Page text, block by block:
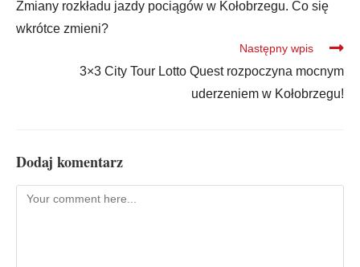
Zmiany rozkładu jazdy pociągów w Kołobrzegu. Co się
wkrótce zmieni?
Następny wpis
3×3 City Tour Lotto Quest rozpoczyna mocnym
uderzeniem w Kołobrzegu!
Dodaj komentarz